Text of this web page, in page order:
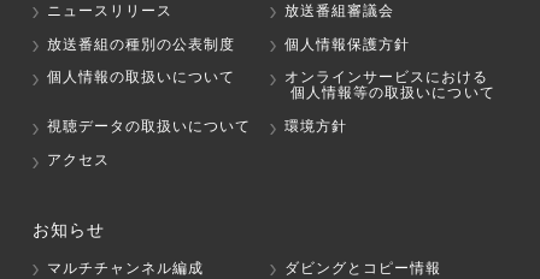
ニュースリリース
放送番組審議会
放送番組の種別の公表制度
個人情報保護方針
個人情報の取扱いについて
オンラインサービスにおける
個人情報等の取扱いについて
視聴データの取扱いについて
環境方針
アクセス
お知らせ
マルチチャンネル編成
ダビングとコピー情報